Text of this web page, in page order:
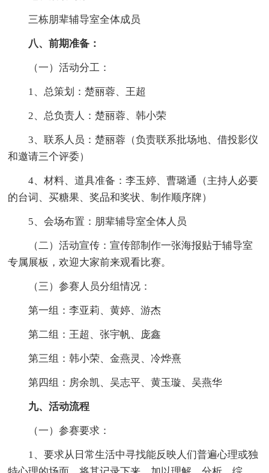
三栋朋辈辅导室全体成员
八、前期准备：
（一）活动分工：
1、总策划：楚丽蓉、王超
2、总负责人：楚丽蓉、韩小荣
3、联系人员：楚丽蓉（负责联系批场地、借投影仪
和邀请三个评委）
4、材料、道具准备：李玉婷、曹璐通（主持人必要
的台词、买糖果、奖品和奖状、制作顺序牌）
5、会场布置：朋辈辅导室全体人员
（二）活动宣传：宣传部制作一张海报贴于辅导室
专属展板，欢迎大家前来观看比赛。
（三）参赛人员分组情况：
第一组：李亚莉、黄婷、游杰
第二组：王超、张宇帆、庞鑫
第三组：韩小荣、金燕灵、冷烨熹
第四组：房余凯、吴志平、黄玉璇、吴燕华
九、活动流程
（一）参赛要求：
1、要求从日常生活中寻找能反映人们普遍心理或独